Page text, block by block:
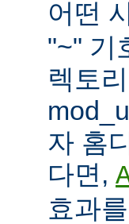
어떤
"~" 기
렉토
자 홈
다면,
효과